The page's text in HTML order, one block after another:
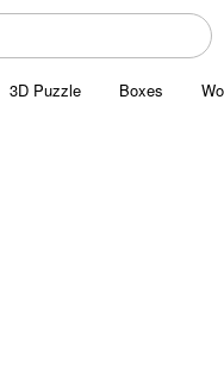
3D Puzzle Boxes